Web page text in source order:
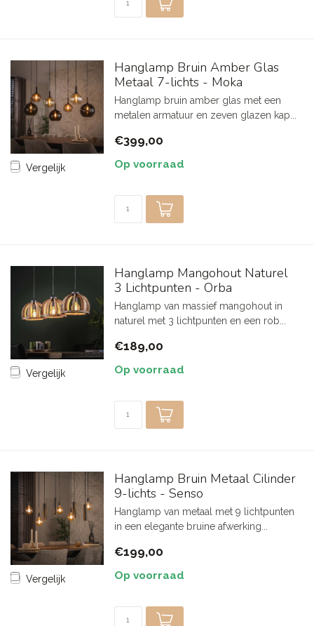
Vergelijk
Hanglamp Bruin Amber Glas
Metaal 7-lichts - Moka
Hanglamp bruin amber glas met een
metalen armatuur en zeven glazen kap...
€399,00
Op voorraad
Vergelijk
Hanglamp Mangohout Naturel
3 Lichtpunten - Orba
Hanglamp van massief mangohout in
naturel met 3 lichtpunten en een rob...
€189,00
Op voorraad
Vergelijk
Hanglamp Bruin Metaal Cilinder
9-lichts - Senso
Hanglamp van metaal met 9 lichtpunten
in een elegante bruine afwerking...
€199,00
Op voorraad